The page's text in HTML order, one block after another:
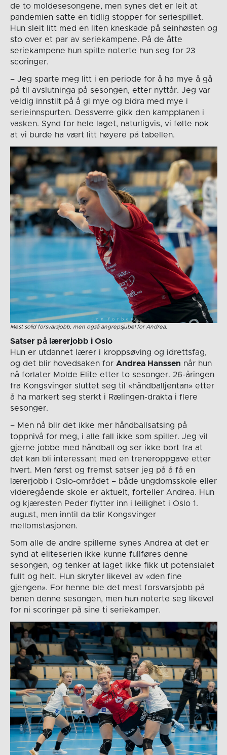
de to moldesesongene, men synes det er leit at
pandemien satte en tidlig stopper for seriespillet.
Hun sleit litt med en liten kneskade på seinhøsten og
sto over et par av seriekampene. På de åtte
seriekampene hun spilte noterte hun seg for 23
scoringer.
– Jeg sparte meg litt i en periode for å ha mye å gå
på til avslutninga på sesongen, etter nyttår. Jeg var
veldig innstilt på å gi mye og bidra med mye i
serieinnspurten. Dessverre gikk den kampplanen i
vasken. Synd for hele laget, naturligvis, vi følte nok
at vi burde ha vært litt høyere på tabellen.
Mest solid forsvarsjobb, men også angrepsjubel for Andrea.
Satser på lærerjobb i Oslo
Hun er utdannet lærer i kroppsøving og idrettsfag,
og det blir hovedsaken for Andrea Hanssen når hun
nå forlater Molde Elite etter to sesonger. 26-åringen
fra Kongsvinger sluttet seg til «håndballjentan» etter
å ha markert seg sterkt i Rælingen-drakta i flere
sesonger.
– Men nå blir det ikke mer håndballsatsing på
toppnivå for meg, i alle fall ikke som spiller. Jeg vil
gjerne jobbe med håndball og ser ikke bort fra at
det kan bli interessant med en treneroppgave etter
hvert. Men først og fremst satser jeg på å få en
lærerjobb i Oslo-området – både ungdomsskole eller
videregående skole er aktuelt, forteller Andrea. Hun
og kjæresten Peder flytter inn i leilighet i Oslo 1.
august, men inntil da blir Kongsvinger
mellomstasjonen.
Som alle de andre spillerne synes Andrea at det er
synd at eliteserien ikke kunne fullføres denne
sesongen, og tenker at laget ikke fikk ut potensialet
fullt og helt. Hun skryter likevel av «den fine
gjengen». For henne ble det mest forsvarsjobb på
banen denne sesongen, men hun noterte seg likevel
for ni scoringer på sine ti seriekamper.